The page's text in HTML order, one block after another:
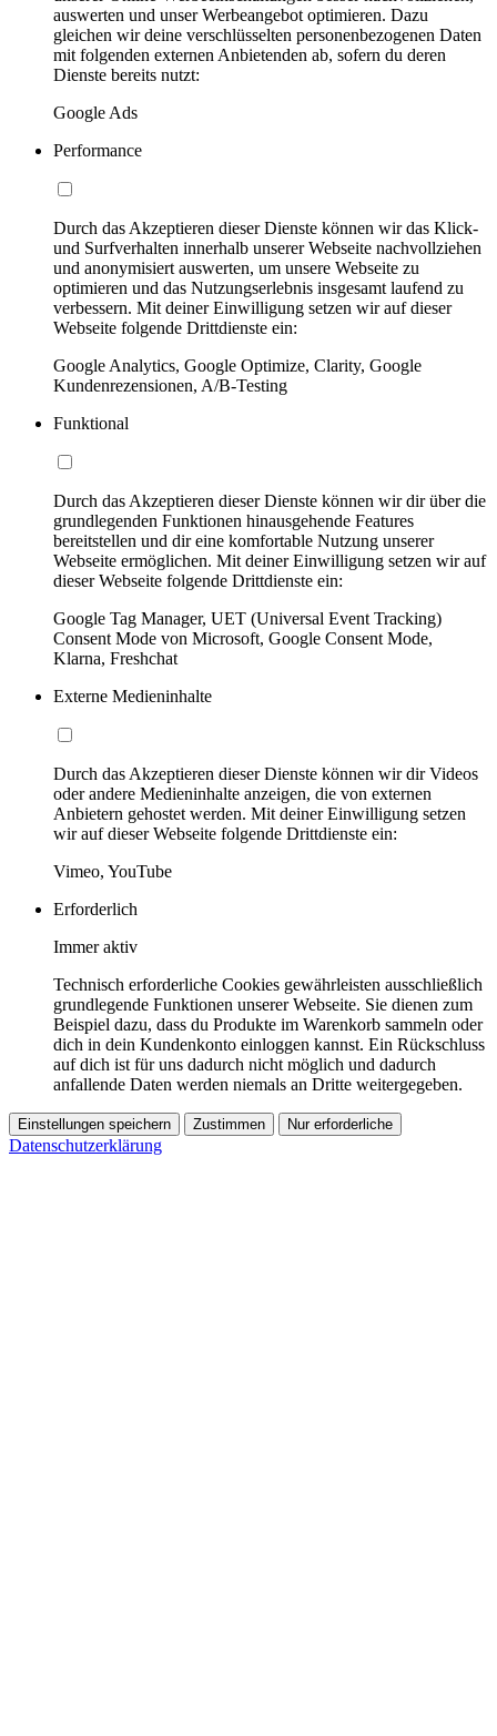
auswerten und unser Werbeangebot optimieren. Dazu
gleichen wir deine verschlüsselten personenbezogenen Daten
mit folgenden externen Anbietenden ab, sofern du deren
Dienste bereits nutzt:
Google Ads
Performance
Durch das Akzeptieren dieser Dienste können wir das Klick-
und Surfverhalten innerhalb unserer Webseite nachvollziehen
und anonymisiert auswerten, um unsere Webseite zu
optimieren und das Nutzungserlebnis insgesamt laufend zu
verbessern. Mit deiner Einwilligung setzen wir auf dieser
Webseite folgende Drittdienste ein:
Google Analytics, Google Optimize, Clarity, Google
Kundenrezensionen, A/B-Testing
Funktional
Durch das Akzeptieren dieser Dienste können wir dir über die
grundlegenden Funktionen hinausgehende Features
bereitstellen und dir eine komfortable Nutzung unserer
Webseite ermöglichen. Mit deiner Einwilligung setzen wir auf
dieser Webseite folgende Drittdienste ein:
Google Tag Manager, UET (Universal Event Tracking)
Consent Mode von Microsoft, Google Consent Mode,
Klarna, Freshchat
Externe Medieninhalte
Durch das Akzeptieren dieser Dienste können wir dir Videos
oder andere Medieninhalte anzeigen, die von externen
Anbietern gehostet werden. Mit deiner Einwilligung setzen
wir auf dieser Webseite folgende Drittdienste ein:
Vimeo, YouTube
Erforderlich
Immer aktiv
Technisch erforderliche Cookies gewährleisten ausschließlich
grundlegende Funktionen unserer Webseite. Sie dienen zum
Beispiel dazu, dass du Produkte im Warenkorb sammeln oder
dich in dein Kundenkonto einloggen kannst. Ein Rückschluss
auf dich ist für uns dadurch nicht möglich und dadurch
anfallende Daten werden niemals an Dritte weitergegeben.
Einstellungen speichern Zustimmen Nur erforderliche
Datenschutzerklärung